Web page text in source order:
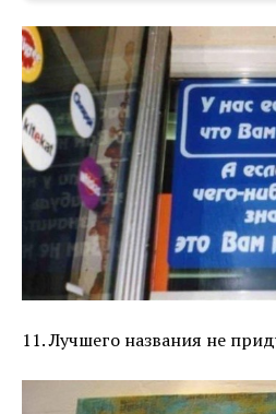
11. Лучшего названия не